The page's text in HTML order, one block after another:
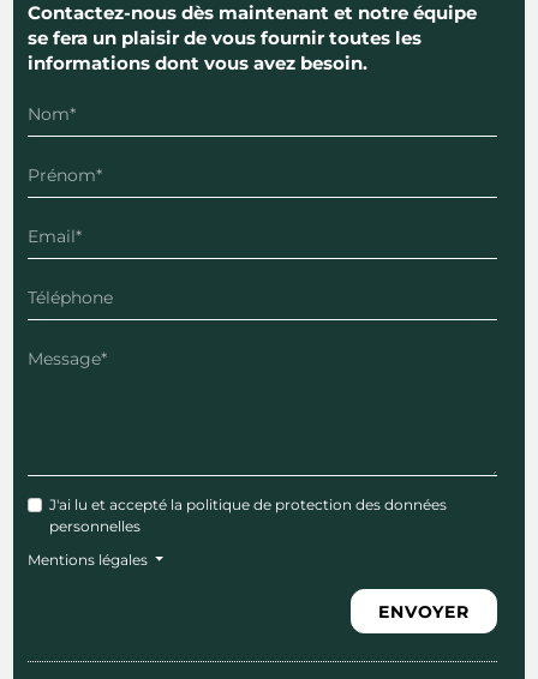
Contactez-nous dès maintenant et notre équipe
se fera un plaisir de vous fournir toutes les
informations dont vous avez besoin.
J'ai lu et accepté la politique de protection des données
personnelles
Mentions légales
ENVOYER